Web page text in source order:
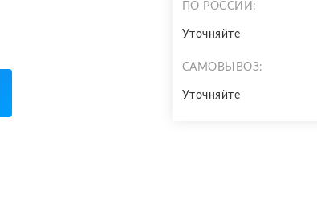
ПО РОССИИ:
Уточняйте
САМОВЫВОЗ:
Уточняйте